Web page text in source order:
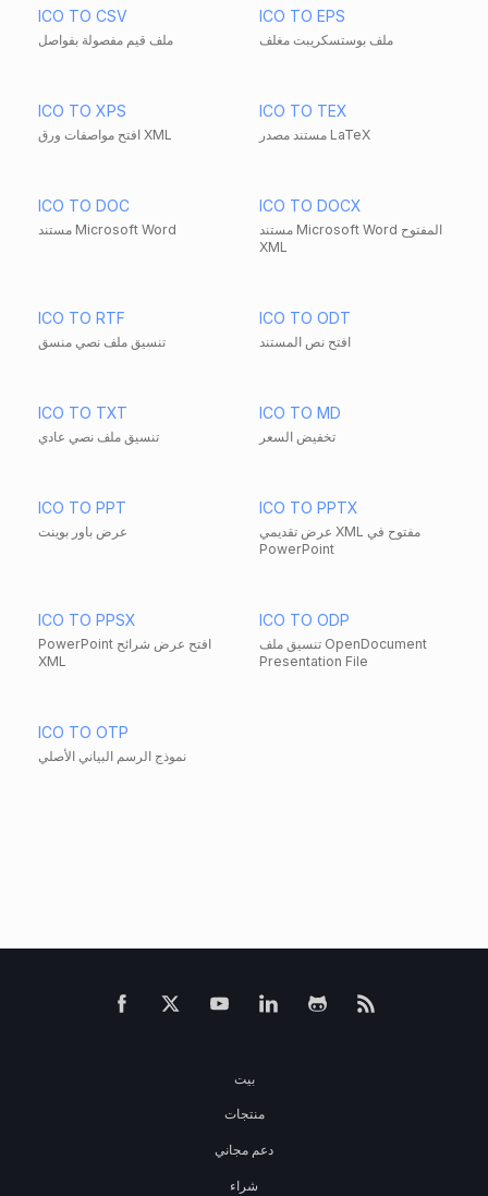
ICO TO CSV
ملف قيم مفصولة بفواصل
ICO TO EPS
ملف بوستسكريبت مغلف
ICO TO XPS
افتح مواصفات ورق XML
ICO TO TEX
مستند مصدر LaTeX
ICO TO DOC
مستند Microsoft Word
ICO TO DOCX
مستند Microsoft Word المفتوح
XML
ICO TO RTF
تنسيق ملف نصي منسق
ICO TO ODT
افتح نص المستند
ICO TO TXT
تنسيق ملف نصي عادي
ICO TO MD
تخفيض السعر
ICO TO PPT
عرض باور بوينت
ICO TO PPTX
عرض تقديمي XML مفتوح في
PowerPoint
ICO TO PPSX
PowerPoint افتح عرض شرائح
XML
ICO TO ODP
تنسيق ملف OpenDocument
Presentation File
ICO TO OTP
نموذج الرسم البياني الأصلي
بيت
منتجات
دعم مجاني
شراء